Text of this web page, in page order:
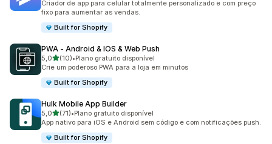
Criador de app para celular totalmente personalizado e com preço
fixo para aumentar as vendas.
Built for Shopify
PWA ‑ Android & IOS & Web Push
5,0de 5 estrelas
(10)
10 avaliações ao todo
•Plano gratuito disponível
Crie um poderoso PWA para a loja em minutos
Built for Shopify
Hulk Mobile App Builder
5,0de 5 estrelas
(71)
71 avaliações ao todo
•Plano gratuito disponível
App nativo para iOS e Android sem código e com notificações push.
Built for Shopify